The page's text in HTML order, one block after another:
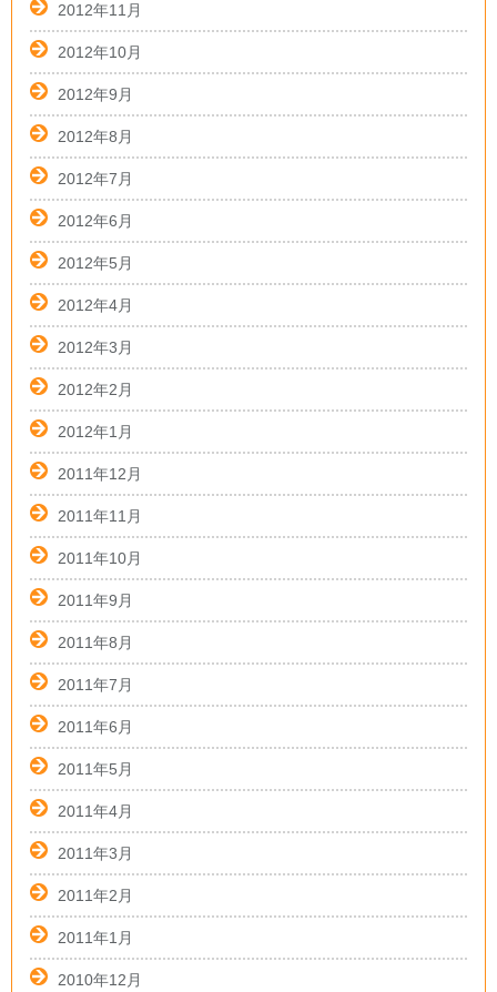
2012年11月
2012年10月
2012年9月
2012年8月
2012年7月
2012年6月
2012年5月
2012年4月
2012年3月
2012年2月
2012年1月
2011年12月
2011年11月
2011年10月
2011年9月
2011年8月
2011年7月
2011年6月
2011年5月
2011年4月
2011年3月
2011年2月
2011年1月
2010年12月